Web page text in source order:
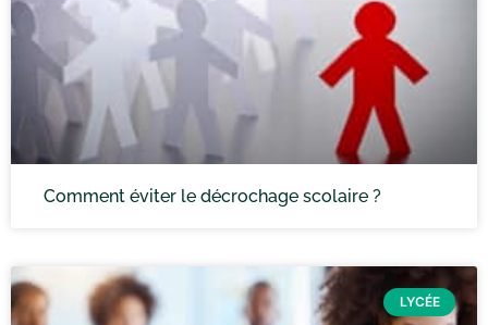
Comment éviter le décrochage scolaire ?
LYCÉE